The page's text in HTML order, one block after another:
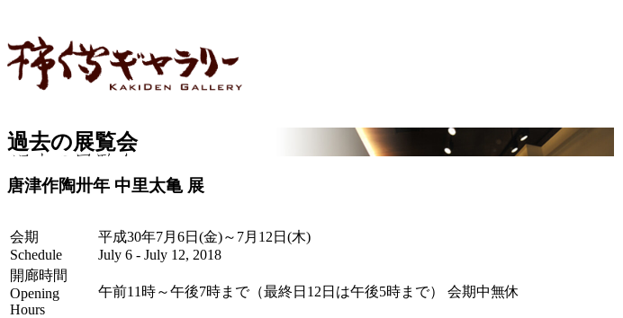
過去の展覧会
唐津作陶卅年 中里太亀 展
会期
Schedule
平成30年7月6日(金)～7月12日(木)
July 6 - July 12, 2018
開廊時間
Opening
Hours
午前11時～午後7時まで（最終日12日は午後5時まで） 会期中無休